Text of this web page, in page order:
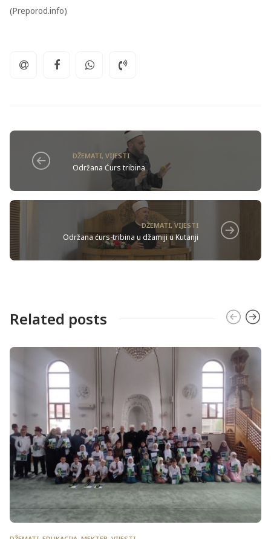
(Preporod.info)
DŽEMATI, VIJESTI
Održana Ćurs tribina
DŽEMATI, VIJESTI
Održana ćurs-tribina u džamiji u Kutanji
Related posts